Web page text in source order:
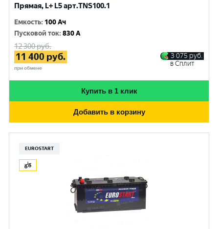
Прямая, L+ L5 арт.TNS100.1
Емкость: 100 Ач
Пусковой ток:830 A
12 300руб.
11 400 руб.
при обмене
3 075 руб.
в Сплит
Купить в 1 клик
Добавить в корзину
EUROSTART